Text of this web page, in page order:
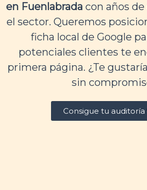
en Fuenlabrada con años
el sector. Queremos
ficha local de Google
potenciales clientes te
primera página. ¿Te
sin
Consigue tu auditoría